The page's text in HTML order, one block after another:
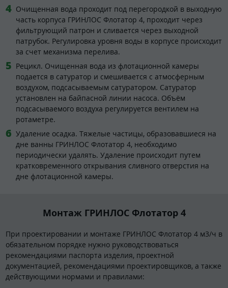
Очищенная вода проходит под перегородкой в выходную
часть корпуса ГРИНЛОС Флотатор 4, проходит через
фильтрующий патрон и сливается через выходной
патрубок. Регулировка уровня воды в корпусе происходит
за счет механизма перелива.
Рецикл. Очищенная вода из флотационной камеры
подается в сатуратор и смешивается с атмосферным
воздухом, подсасываемым сатуратором. Сатуратор
установлен на байпасной линии насоса. Объём
подсасываемого воздуха регулируется вентилем на
ротаметре.
Удаление осадка. Тяжелые частицы, образовавшиеся на
дне ванны ГРИНЛОС Флотатор 4, необходимо
периодически удалять. Удаление происходит путем
кратковременного открывания сливного отверстия на
дне флотационной камеры.
Монтаж ГРИНЛОС Флотатор 4
При проектировании и монтаже ГРИНЛОС Флотатор 4 м3/ч в
обязательном порядке нужно руководствоваться
рекомендациями паспорта изделия, проектной
документацией, рекомендациями проектировщиков, а также
действующими нормами и правилами: